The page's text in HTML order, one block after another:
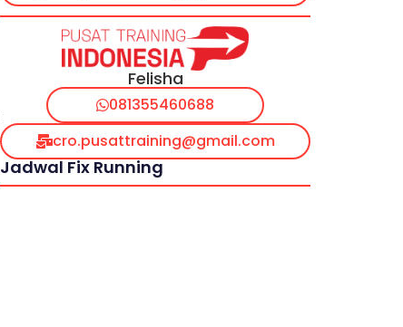
Felisha
081355460688
cro.pusattraining@gmail.com
Jadwal Fix Running